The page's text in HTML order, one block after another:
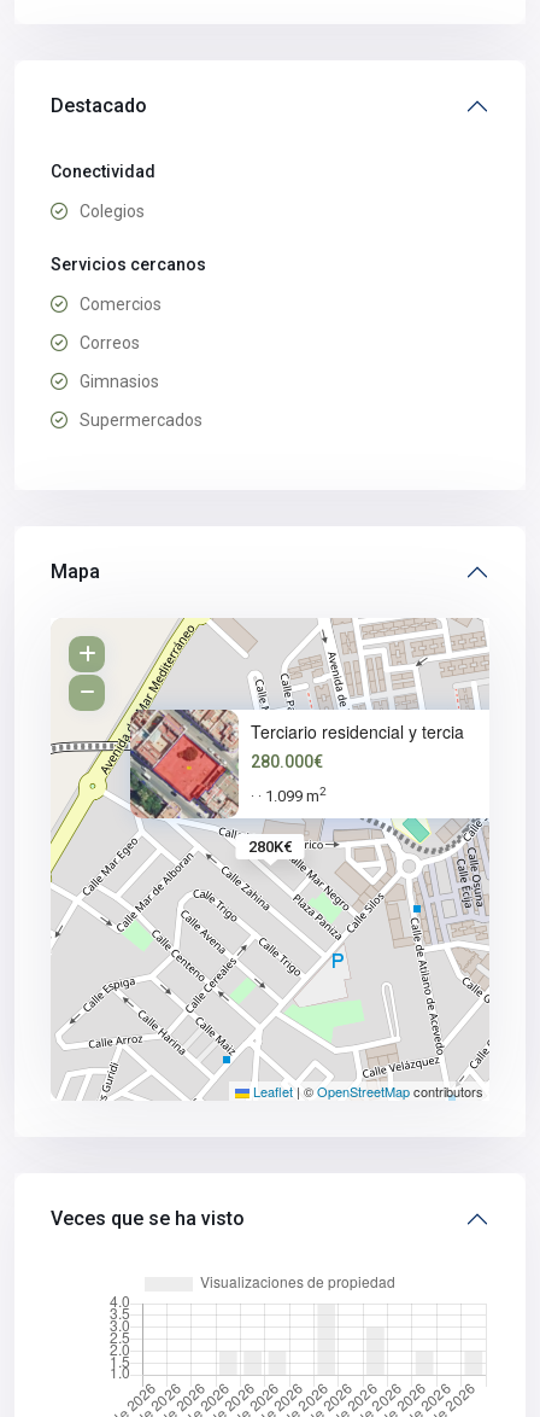
Destacado
Conectividad
Colegios
Servicios cercanos
Comercios
Correos
Gimnasios
Supermercados
Mapa
280K€
Terciario residencial y tercia
280.000€
· · 1.099 m2
Leaflet | ©OpenStreetMapcontributors
Veces que se ha visto